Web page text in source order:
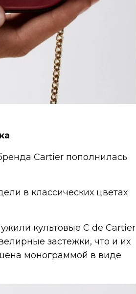
Cartier пополнилась
в классических цветах
культовые C de Cartier
застежки, что и их
монограммой в виде